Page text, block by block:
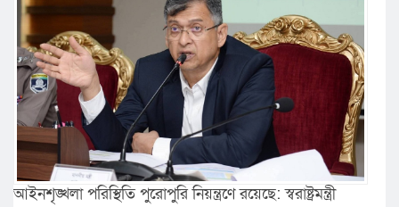
আইনশৃঙ্খলা পরিস্থিতি পুরোপুরি নিয়ন্ত্রণে রয়েছে: স্বরাষ্ট্রমন্ত্রী